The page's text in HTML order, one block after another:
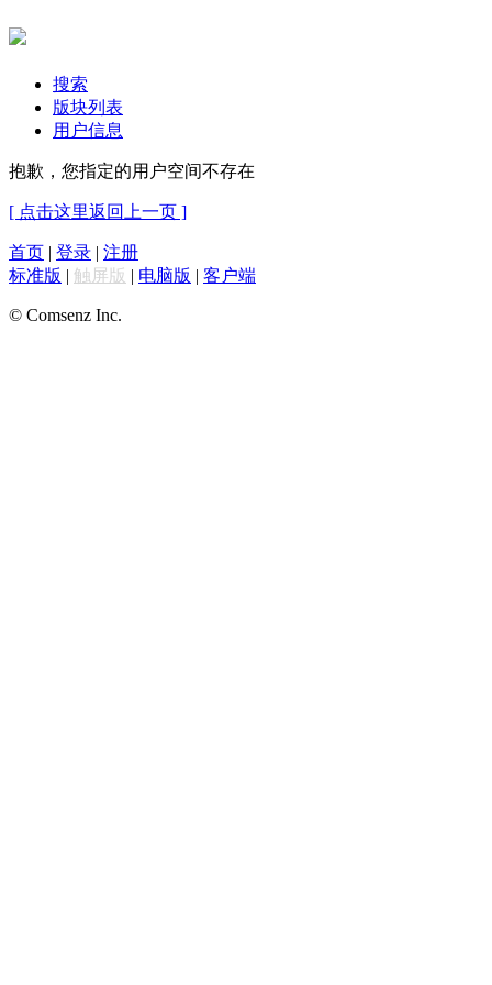
搜索
版块列表
用户信息
抱歉，您指定的用户空间不存在
[ 点击这里返回上一页 ]
首页 | 登录 | 注册
标准版 | 触屏版 | 电脑版 | 客户端
© Comsenz Inc.